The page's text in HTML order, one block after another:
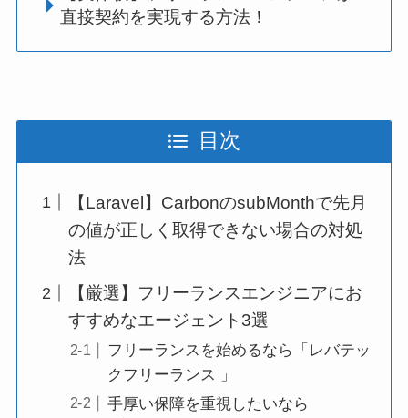
直接契約を実現する方法！
目次
【Laravel】CarbonのsubMonthで先月
の値が正しく取得できない場合の対処
法
【厳選】フリーランスエンジニアにお
すすめなエージェント3選
フリーランスを始めるなら「レバテッ
クフリーランス 」
手厚い保障を重視したいなら